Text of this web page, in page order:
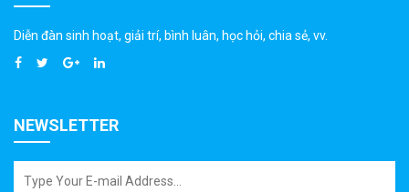
Diễn đàn sinh hoạt, giải trí, bình luân, học hỏi, chia sẻ, vv.
NEWSLETTER